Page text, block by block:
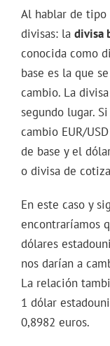
Al hablar de tipo
divisas: la divisa
conocida como
base es la que
cambio. La
segundo lugar.
cambio EUR/
de base y el
o divisa de
En este caso y
encontraríamos
dólares
nos darían a
La relación
1 dólar
0,8982 euros.